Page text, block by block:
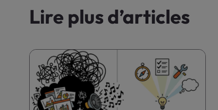
Lire plus d’articles